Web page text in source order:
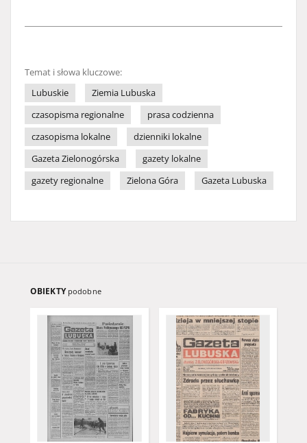
Temat i słowa kluczowe:
Lubuskie
Ziemia Lubuska
czasopisma regionalne
prasa codzienna
czasopisma lokalne
dzienniki lokalne
Gazeta Zielonogórska
gazety lokalne
gazety regionalne
Zielona Góra Gazeta Lubuska
OBIEKTY podobne